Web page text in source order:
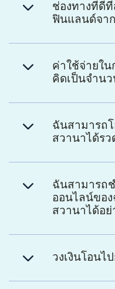
ช่องทางที่ดีที่
ฟินแลนด์จา
ค่าใช้จ่ายใน
คิดเป็นจำนว
ฉันสามารถ
สวานาได้รว
ฉันสามารถช
ออนไลน์ขอ
สวานาได้อย่
วงเงินโอนไ